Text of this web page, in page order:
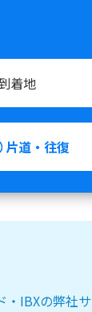
片道・往復
IBXの弊社